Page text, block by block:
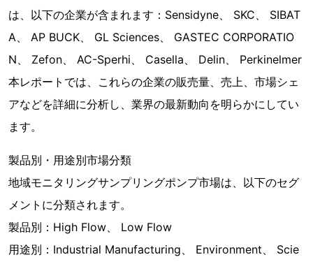
は、以下の企業が含まれます：Sensidyne、 SKC、 SIBAT
A、 AP BUCK、 GL Sciences、 GASTEC CORPORATIO
N、 Zefon、 AC-Sperhi、 Casella、 Delin、 Perkinelmer
本レポートでは、これらの企業の販売量、売上、市場シェ
アなどを詳細に分析し、業界の最新動向を明らかにしてい
ます。
製品別・用途別市場分類
地域モニタリングサンプリングポンプ市場は、以下のセグ
メントに分類されます。
製品別：High Flow、 Low Flow
用途別：Industrial Manufacturing、 Environment、 Scie